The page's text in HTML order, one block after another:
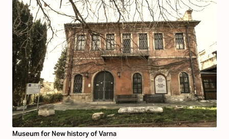
Museum for New history of Varna